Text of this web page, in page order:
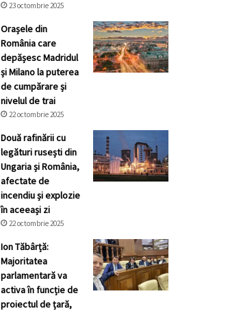
23 octombrie 2025
Orașele din
România care
depășesc Madridul
și Milano la puterea
de cumpărare și
nivelul de trai
22 octombrie 2025
Două rafinării cu
legături rusești din
Ungaria și România,
afectate de
incendiu și explozie
în aceeași zi
22 octombrie 2025
Ion Tăbârță:
Majoritatea
parlamentară va
activa în funcție de
proiectul de țară,